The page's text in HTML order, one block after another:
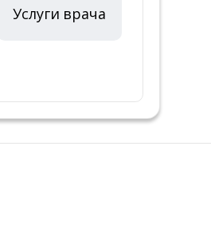
Услуги врача